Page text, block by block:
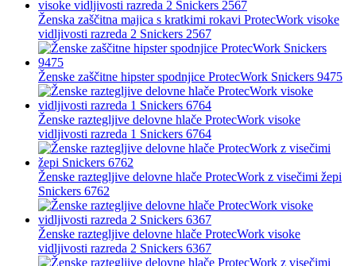
Ženska zaščitna majica s kratkimi rokavi ProtecWork visoke
vidljivosti razreda 2 Snickers 2567
Ženske zaščitne hipster spodnjice ProtecWork Snickers 9475
Ženske raztegljive delovne hlače ProtecWork visoke
vidljivosti razreda 1 Snickers 6764
Ženske raztegljive delovne hlače ProtecWork z visečimi žepi
Snickers 6762
Ženske raztegljive delovne hlače ProtecWork visoke
vidljivosti razreda 2 Snickers 6367